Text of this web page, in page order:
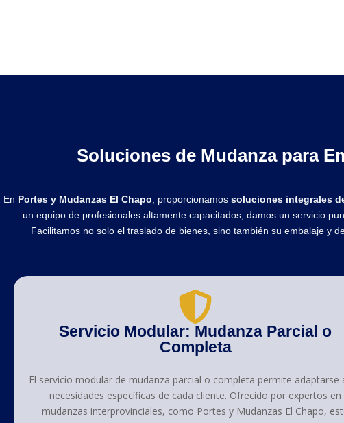
Soluciones de Mudanza para
En Portes y Mudanzas El Chapo, proporcionamos soluciones integrales
un equipo de profesionales altamente capacitados, damos un servicio
Facilitamos no solo el traslado de bienes, sino también su embalaje y
Servicio Modular: Mudanza Parcial o
Completa
El servicio modular de mudanza parcial o completa permite adaptarse
necesidades específicas de cada cliente. Ofrecido por expertos en
mudanzas interprovinciales, como Portes y Mudanzas El Chapo,